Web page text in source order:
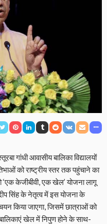
गांधी आवासीय बालिका विद्यालयों
को राष्ट्रीय स्तर तक पहुंचाने का
केजीबीवी, एक खेल’ योजना लागू
सिंह के नेतृत्व में इस योजना के
किया जाएगा, जिसमें छात्राओं को
बालिकाएं खेल में निपुण होने के साथ-